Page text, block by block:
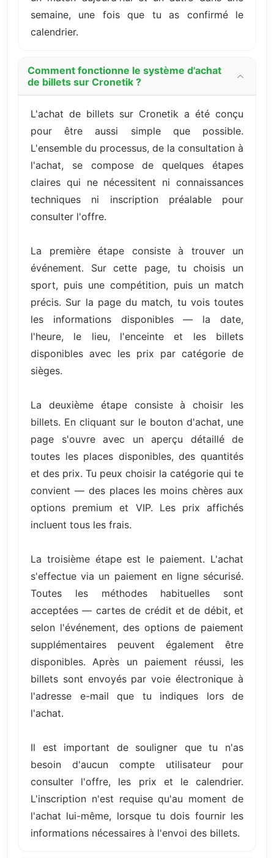
semaine, une fois que tu as confirmé le
calendrier.
Comment fonctionne le système d'achat
de billets sur Cronetik ?
L'achat de billets sur Cronetik a été conçu
pour être aussi simple que possible.
L'ensemble du processus, de la consultation à
l'achat, se compose de quelques étapes
claires qui ne nécessitent ni connaissances
techniques ni inscription préalable pour
consulter l'offre.
La première étape consiste à trouver un
événement. Sur cette page, tu choisis un
sport, puis une compétition, puis un match
précis. Sur la page du match, tu vois toutes
les informations disponibles — la date,
l'heure, le lieu, l'enceinte et les billets
disponibles avec les prix par catégorie de
sièges.
La deuxième étape consiste à choisir les
billets. En cliquant sur le bouton d'achat, une
page s'ouvre avec un aperçu détaillé de
toutes les places disponibles, des quantités
et des prix. Tu peux choisir la catégorie qui te
convient — des places les moins chères aux
options premium et VIP. Les prix affichés
incluent tous les frais.
La troisième étape est le paiement. L'achat
s'effectue via un paiement en ligne sécurisé.
Toutes les méthodes habituelles sont
acceptées — cartes de crédit et de débit, et
selon l'événement, des options de paiement
supplémentaires peuvent également être
disponibles. Après un paiement réussi, les
billets sont envoyés par voie électronique à
l'adresse e-mail que tu indiques lors de
l'achat.
Il est important de souligner que tu n'as
besoin d'aucun compte utilisateur pour
consulter l'offre, les prix et le calendrier.
L'inscription n'est requise qu'au moment de
l'achat lui-même, lorsque tu dois fournir les
informations nécessaires à l'envoi des billets.